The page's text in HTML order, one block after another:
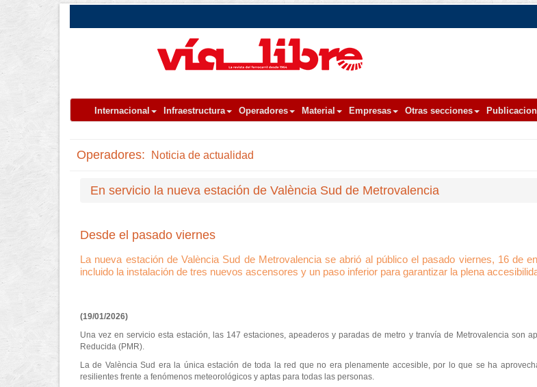
Internacional Infraestructura Operadores Material Empresas Otras secciones
Operadores: Noticia de actualidad
En servicio la nueva estación de València Sud de Metrovalencia
Desde el pasado viernes
La nueva estación de València Sud de Metrovalencia se abrió al público el pasado viernes, 16 de
incluido la instalación de tres nuevos ascensores y un paso inferior para garantizar la plena
(19/01/2026)
Una vez en servicio esta estación, las 147 estaciones, apeaderos y paradas de metro y tranvía de Metrovalencia son
Reducida (PMR).
La de València Sud era la única estación de toda la red que no era plenamente accesible, por lo que se ha
resilientes frente a fenómenos meteorológicos y aptas para todas las personas.